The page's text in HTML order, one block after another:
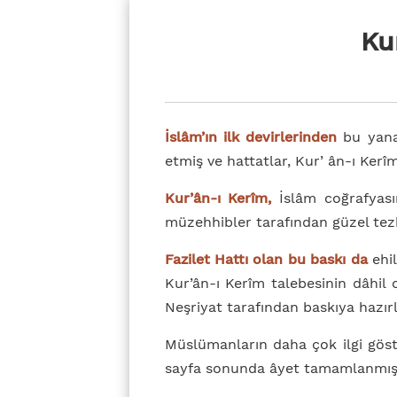
İslâm’ın ilk devirlerinden bu
etmiş ve hattatlar, Kur’ ân-ı
Kur’ân-ı Kerîm,İslâm
müzehhibler tarafından güzel
Fazilet Hattı olan bu baskı da
Kur’ân-ı Kerîm talebesinin
Neşriyat tarafından baskıya
Müslümanların daha çok ilgi
sayfa sonunda âyet